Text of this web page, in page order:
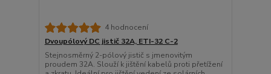
4 hodnocení
Dvoupólový DC jistič 32A, ETI-32 C-2
Stejnosměrný 2-pólový jistič s jmenovitým
proudem 32A. Slouží k jištění kabelů proti přetížení